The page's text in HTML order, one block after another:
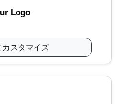
Logo
カスタマイズ